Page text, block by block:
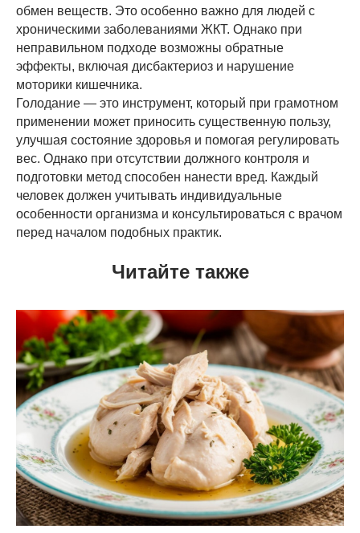
обмен веществ. Это особенно важно для людей с
хроническими заболеваниями ЖКТ. Однако при
неправильном подходе возможны обратные
эффекты, включая дисбактериоз и нарушение
моторики кишечника.
Голодание — это инструмент, который при грамотном
применении может приносить существенную пользу,
улучшая состояние здоровья и помогая регулировать
вес. Однако при отсутствии должного контроля и
подготовки метод способен нанести вред. Каждый
человек должен учитывать индивидуальные
особенности организма и консультироваться с врачом
перед началом подобных практик.
Читайте также